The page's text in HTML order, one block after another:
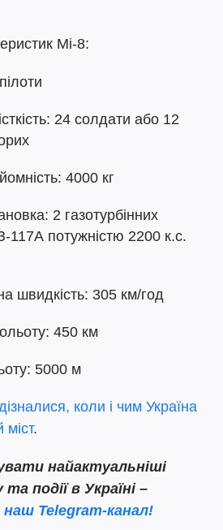
Мі-8:
24 солдати або 12
4000 кг
2 газотурбінних
117А потужністю 2200 к.с.
швидкість: 305 км/год
450 км
5000 м
коли і чим Україна
міст.
найактуальніші
події в Україні –
наш Telegram-канал!